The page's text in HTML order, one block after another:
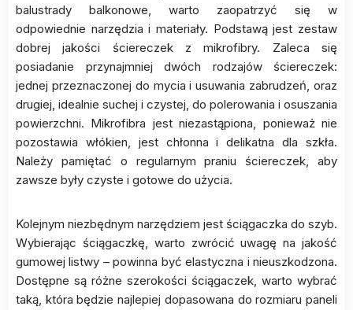
balustrady balkonowe, warto zaopatrzyć się w
odpowiednie narzędzia i materiały. Podstawą jest zestaw
dobrej jakości ściereczek z mikrofibry. Zaleca się
posiadanie przynajmniej dwóch rodzajów ściereczek:
jednej przeznaczonej do mycia i usuwania zabrudzeń, oraz
drugiej, idealnie suchej i czystej, do polerowania i osuszania
powierzchni. Mikrofibra jest niezastąpiona, ponieważ nie
pozostawia włókien, jest chłonna i delikatna dla szkła.
Należy pamiętać o regularnym praniu ściereczek, aby
zawsze były czyste i gotowe do użycia.
Kolejnym niezbędnym narzędziem jest ściągaczka do szyb.
Wybierając ściągaczkę, warto zwrócić uwagę na jakość
gumowej listwy – powinna być elastyczna i nieuszkodzona.
Dostępne są różne szerokości ściągaczek, warto wybrać
taką, która będzie najlepiej dopasowana do rozmiaru paneli